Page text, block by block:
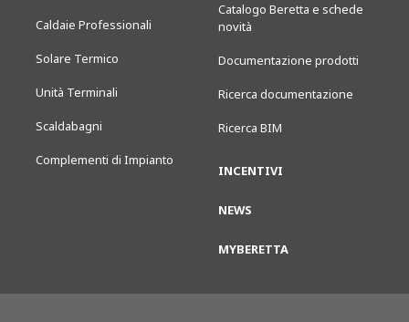
Caldaie Professionali
Solare Termico
Unità Terminali
Scaldabagni
Complementi di Impianto
Catalogo Beretta e schede
novità
Documentazione prodotti
Ricerca documentazione
Ricerca BIM
INCENTIVI
NEWS
MYBERETTA